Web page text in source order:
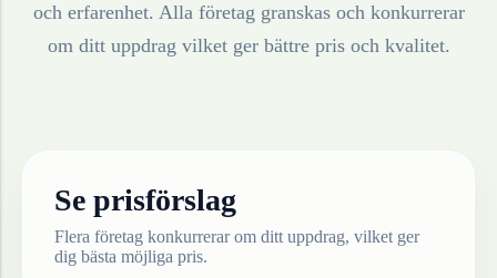
och erfarenhet. Alla företag granskas och konkurrerar
om ditt uppdrag vilket ger bättre pris och kvalitet.
Se prisförslag
Flera företag konkurrerar om ditt uppdrag, vilket ger
dig bästa möjliga pris.